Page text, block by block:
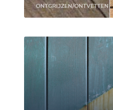
ONTGRIJZEN/ONTVETTEN